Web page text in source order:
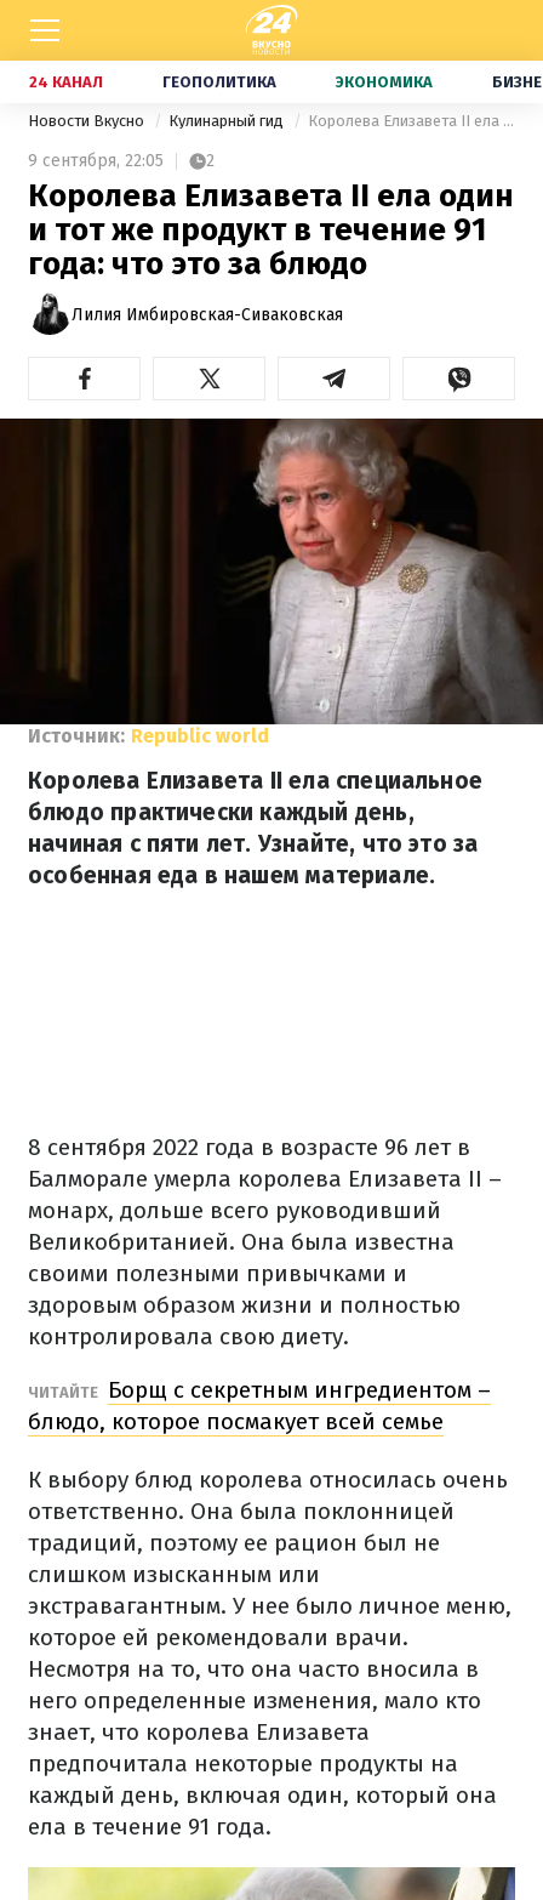
24 КАНАЛ ГЕОПОЛИТИКА ЭКОНОМИКА
Новости Вкусно Кулинарный гид Королева Елизавета II ела один и тот же продукт в течение 91 года: что это за блюдо
9 сентября, 22:05 2
Королева Елизавета II ела один
и тот же продукт в течение 91
года: что это за блюдо
Лилия Имбировская-Сиваковская
Источник: Republic world
Королева Елизавета II ела специальное
блюдо практически каждый день,
начиная с пяти лет. Узнайте, что это за
особенная еда в нашем материале.
8 сентября 2022 года в возрасте 96 лет в
Балморале умерла королева Елизавета ІІ –
монарх, дольше всего руководивший
Великобританией. Она была известна
своими полезными привычками и
здоровым образом жизни и полностью
контролировала свою диету.
ЧИТАЙТЕ
Борщ с секретным ингредиентом –
блюдо, которое посмакует всей семье
К выбору блюд королева относилась очень
ответственно. Она была поклонницей
традиций, поэтому ее рацион был не
слишком изысканным или
экстравагантным. У нее было личное меню,
которое ей рекомендовали врачи.
Несмотря на то, что она часто вносила в
него определенные изменения, мало кто
знает, что королева Елизавета
предпочитала некоторые продукты на
каждый день, включая один, который она
ела в течение 91 года.